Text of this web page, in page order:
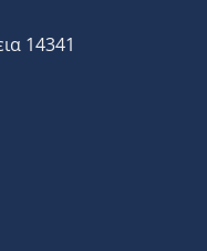
14341